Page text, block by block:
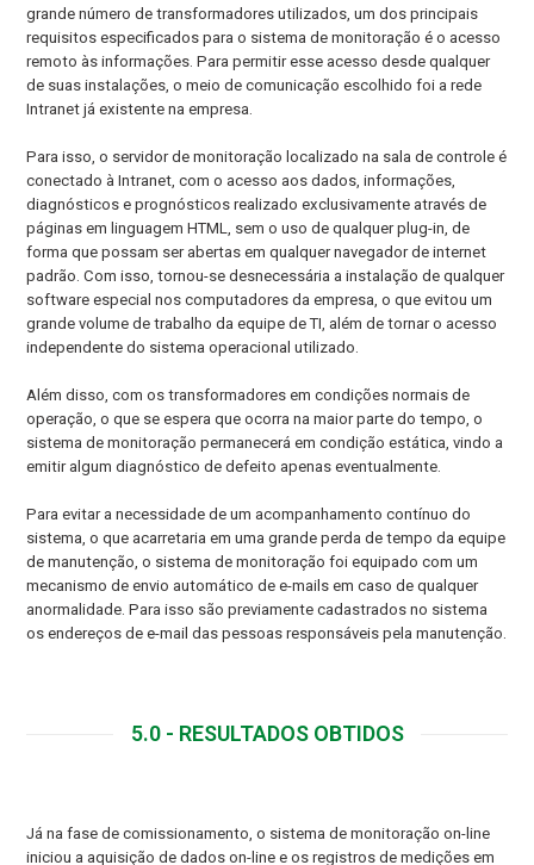
grande número de transformadores utilizados, um dos principais
requisitos especificados para o sistema de monitoração é o acesso
remoto às informações. Para permitir esse acesso desde qualquer
de suas instalações, o meio de comunicação escolhido foi a rede
Intranet já existente na empresa.
Para isso, o servidor de monitoração localizado na sala de controle é
conectado à Intranet, com o acesso aos dados, informações,
diagnósticos e prognósticos realizado exclusivamente através de
páginas em linguagem HTML, sem o uso de qualquer plug-in, de
forma que possam ser abertas em qualquer navegador de internet
padrão. Com isso, tornou-se desnecessária a instalação de qualquer
software especial nos computadores da empresa, o que evitou um
grande volume de trabalho da equipe de TI, além de tornar o acesso
independente do sistema operacional utilizado.
Além disso, com os transformadores em condições normais de
operação, o que se espera que ocorra na maior parte do tempo, o
sistema de monitoração permanecerá em condição estática, vindo a
emitir algum diagnóstico de defeito apenas eventualmente.
Para evitar a necessidade de um acompanhamento contínuo do
sistema, o que acarretaria em uma grande perda de tempo da equipe
de manutenção, o sistema de monitoração foi equipado com um
mecanismo de envio automático de e-mails em caso de qualquer
anormalidade. Para isso são previamente cadastrados no sistema
os endereços de e-mail das pessoas responsáveis pela manutenção.
5.0 - RESULTADOS OBTIDOS
Já na fase de comissionamento, o sistema de monitoração on-line
iniciou a aquisição de dados on-line e os registros de medições em